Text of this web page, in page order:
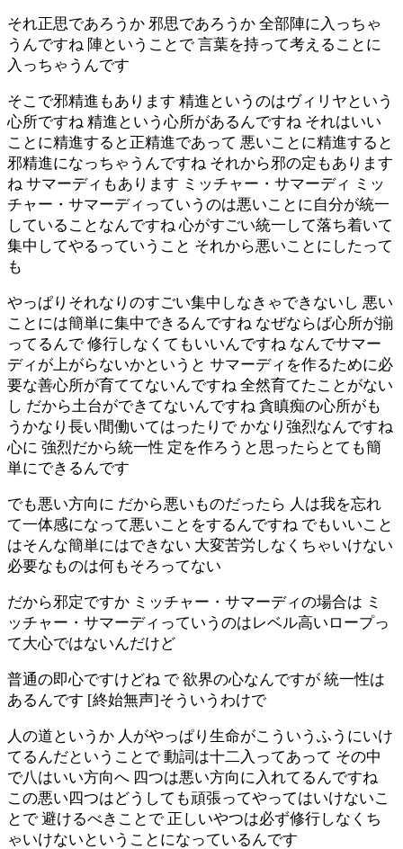
それ正思であろうか 邪思であろうか 全部陣に入っちゃ
うんですね 陣ということで 言葉を持って考えることに
入っちゃうんです
そこで邪精進もあります 精進というのはヴィリヤという
心所ですね 精進という心所があるんですね それはいい
ことに精進すると正精進であって 悪いことに精進すると
邪精進になっちゃうんですね それから邪の定もあります
ね サマーディもあります ミッチャー・サマーディ ミッ
チャー・サマーディっていうのは悪いことに自分が統一
していることなんですね 心がすごい統一して落ち着いて
集中してやるっていうこと それから悪いことにしたって
も
やっぱりそれなりのすごい集中しなきゃできないし 悪い
ことには簡単に集中できるんですね なぜならば心所が揃
ってるんで 修行しなくてもいいんですね なんでサマー
ディが上がらないかというと サマーディを作るために必
要な善心所が育ててないんですね 全然育てたことがない
し だから土台ができてないんですね 貪瞋痴の心所がも
うかなり長い間働いてはったりで かなり強烈なんですね
心に 強烈だから統一性 定を作ろうと思ったらとても簡
単にできるんです
でも悪い方向に だから悪いものだったら 人は我を忘れ
て一体感になって悪いことをするんですね でもいいこと
はそんな簡単にはできない 大変苦労しなくちゃいけない
必要なものは何もそろってない
だから邪定ですか ミッチャー・サマーディの場合は ミ
ッチャー・サマーディっていうのはレベル高いロープっ
て大心ではないんだけど
普通の即心ですけどね で 欲界の心なんですが 統一性は
あるんです [終始無声]そういうわけで
人の道というか 人がやっぱり生命がこういうふうにいけ
てるんだということで 動詞は十二入ってあって その中
で八はいい方向へ 四つは悪い方向に入れてるんですね
この悪い四つはどうしても頑張ってやってはいけないこ
とで 避けるべきことで 正しいやつは必ず修行しなくち
ゃいけないということになっているんです